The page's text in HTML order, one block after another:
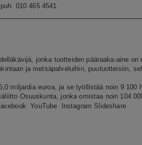
010 465 4541
jonka tuotteiden pääraaka-aine
ja metsäpalveluihin, puutuotteisiin,
miljardia euroa, ja se työllistää noin 9 100
Osuuskunta, jonka omistaa noin 104
YouTube Instagram Slideshare